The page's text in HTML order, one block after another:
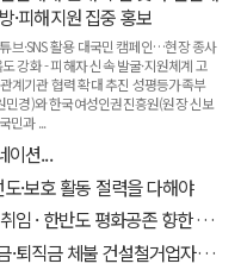
·피해지원 집중 홍보
브·SNS 활용 대국민 캠페인…현장 종사
강화 - 피해자 신속 발굴·지원체계 고
계기관 협력 확대 추진 성평등가족부
민경)와 한국여성인권진흥원(원장 신보
민과 ...
이션...
·보호 활동 절력을 다해야
한반도 평화공존 향한 새 출발
직금 체불 건설철거업자 구속